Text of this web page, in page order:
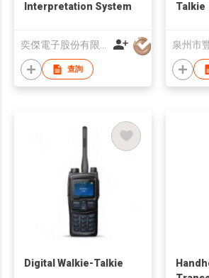
Interpretation System
奕傑電子股份有限公司
查詢
Talkie
Digital Walkie-Talkie